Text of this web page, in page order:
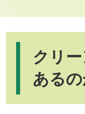
クリ
あるの